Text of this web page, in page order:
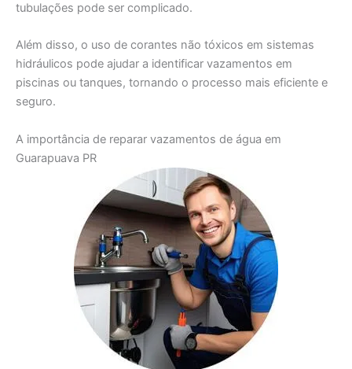
tubulações pode ser complicado.
Além disso, o uso de corantes não tóxicos em sistemas
hidráulicos pode ajudar a identificar vazamentos em
piscinas ou tanques, tornando o processo mais eficiente e
seguro.
A importância de reparar vazamentos de água em
Guarapuava PR